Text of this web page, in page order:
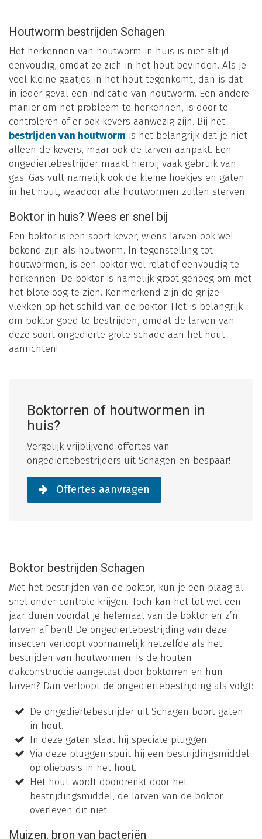
Houtworm bestrijden Schagen
Het herkennen van houtworm in huis is niet altijd
eenvoudig, omdat ze zich in het hout bevinden. Als je
veel kleine gaatjes in het hout tegenkomt, dan is dat
in ieder geval een indicatie van houtworm. Een andere
manier om het probleem te herkennen, is door te
controleren of er ook kevers aanwezig zijn. Bij het
bestrijden van houtworm is het belangrijk dat je niet
alleen de kevers, maar ook de larven aanpakt. Een
ongediertebestrijder maakt hierbij vaak gebruik van
gas. Gas vult namelijk ook de kleine hoekjes en gaten
in het hout, waadoor alle houtwormen zullen sterven.
Boktor in huis? Wees er snel bij
Een boktor is een soort kever, wiens larven ook wel
bekend zijn als houtworm. In tegenstelling tot
houtwormen, is een boktor wel relatief eenvoudig te
herkennen. De boktor is namelijk groot genoeg om met
het blote oog te zien. Kenmerkend zijn de grijze
vlekken op het schild van de boktor. Het is belangrijk
om boktor goed te bestrijden, omdat de larven van
deze soort ongedierte grote schade aan het hout
aanrichten!
Boktorren of houtwormen in
huis?
Vergelijk vrijblijvend offertes van
ongediertebestrijders uit Schagen en bespaar!
Offertes aanvragen
Boktor bestrijden Schagen
Met het bestrijden van de boktor, kun je een plaag al
snel onder controle krijgen. Toch kan het tot wel een
jaar duren voordat je helemaal van de boktor en z’n
larven af bent! De ongediertebestrijding van deze
insecten verloopt voornamelijk hetzelfde als het
bestrijden van houtwormen. Is de houten
dakconstructie aangetast door boktorren en hun
larven? Dan verloopt de ongediertebestrijding als volgt:
De ongediertebestrijder uit Schagen boort gaten
in hout.
In deze gaten slaat hij speciale pluggen.
Via deze pluggen spuit hij een bestrijdingsmiddel
op oliebasis in het hout.
Het hout wordt doordrenkt door het
bestrijdingsmiddel, de larven van de boktor
overleven dit niet.
Muizen, bron van bacteriën